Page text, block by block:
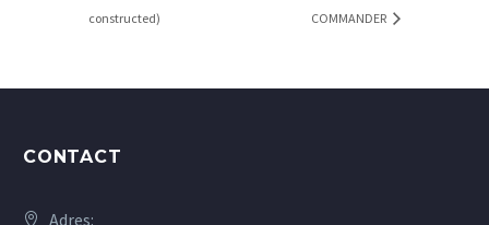
constructed)
COMMANDER
CONTACT
Adres: